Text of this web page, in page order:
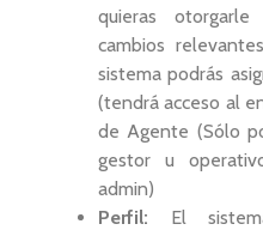
quieras
cambios
sistema podrás
(tendrá acceso al
de Agente (Sólo
gestor u
admin)
Perfil: El